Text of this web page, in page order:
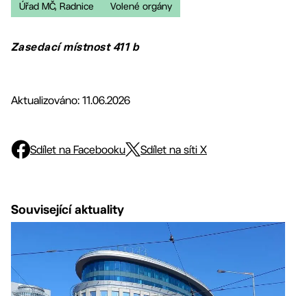
Úřad MČ, Radnice Volené orgány
Zasedací místnost 411 b
Aktualizováno: 11.06.2026
Sdílet na Facebooku Sdílet na síti X
Související aktuality